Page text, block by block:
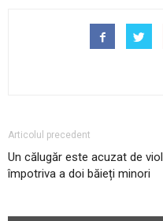
Articolul precedent
Un călugăr este acuzat de viol
împotriva a doi băieți minori